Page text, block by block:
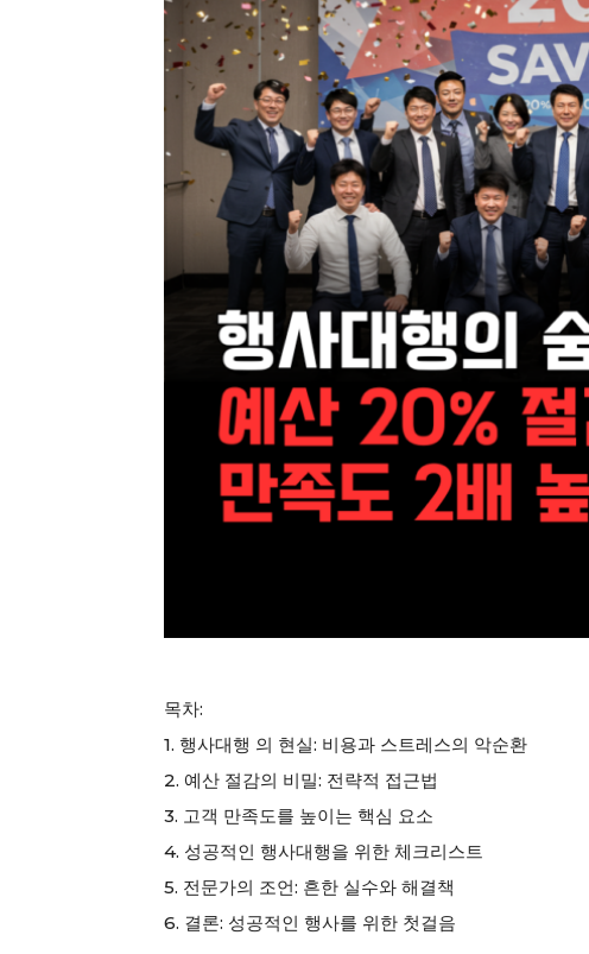
목차:
1. 행사대행 의 현실: 비용과 스트레스의 악순환
2. 예산 절감의 비밀: 전략적 접근법
3. 고객 만족도를 높이는 핵심 요소
4. 성공적인 행사대행을 위한 체크리스트
5. 전문가의 조언: 흔한 실수와 해결책
6. 결론: 성공적인 행사를 위한 첫걸음